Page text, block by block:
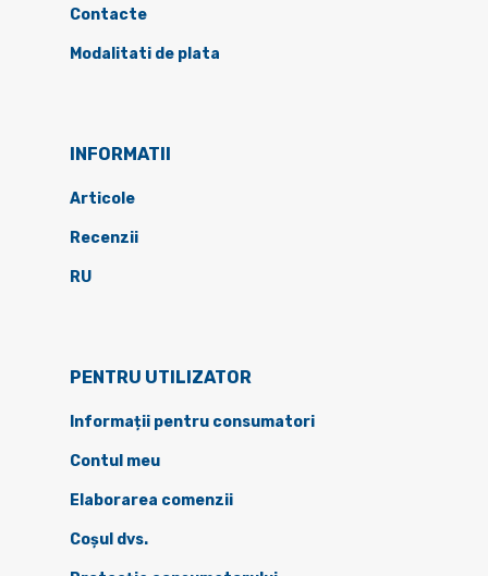
Contacte
Modalitati de plata
INFORMATII
Articole
Recenzii
RU
PENTRU UTILIZATOR
Informații pentru consumatori
Contul meu
Elaborarea comenzii
Coșul dvs.